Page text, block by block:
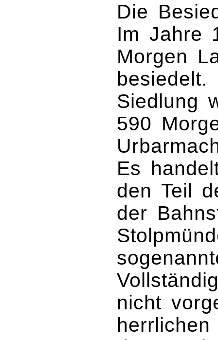
Die
Im Jahre
Morgen
Siedlung
590
Es
den Teil
der
nicht